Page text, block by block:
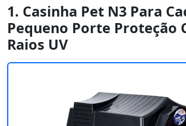
1. Casinha Pet N3 Para
Pequeno Porte Proteção
Raios UV